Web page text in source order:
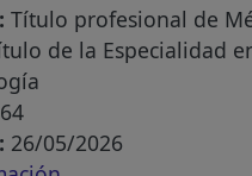
Título profesional de
de la Especialidad
26/05/2026